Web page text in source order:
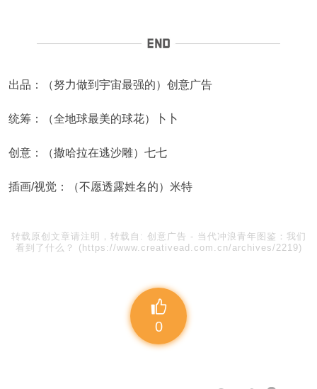
出品：（努力做到宇宙最强的）创意广告
统筹：（全地球最美的球花）卜卜
创意：（撒哈拉在逃沙雕）七七
插画/视觉：（不愿透露姓名的）米特
转载原创文章请注明，转载自: 创意广告 - 当代冲浪青年图鉴：我们
看到了什么？ (https://www.creativead.com.cn/archives/2219)
0